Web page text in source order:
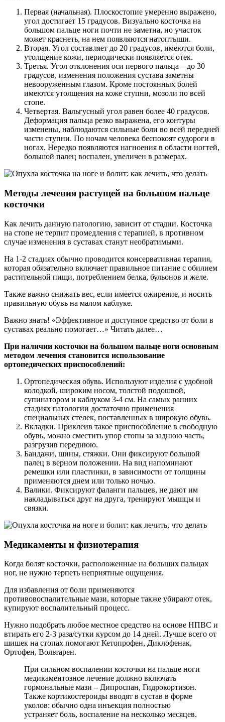
Первая (начальная). Плоскостопие умеренно выражено,
угол достигает 15 градусов. Визуально косточка на
большом пальце ноги почти не заметна, но участок
может краснеть, на нем появляются натоптыши.
Вторая. Угол составляет до 20 градусов, имеются боли,
утолщение кожи, периодически появляется отек.
Третья. Угол отклонения оси первого пальца – до 30
градусов, изменения положения сустава заметны
невооруженным глазом. Кроме постоянных болей
имеются утолщения на коже ступни, мозоли по всей
стопе.
Четвертая. Вальгусный угол равен более 40 градусов.
Деформация пальца резко выражена, его контуры
изменены, наблюдаются сильные боли во всей передней
части ступни. По ночам человека беспокоят судороги в
ногах. Нередко появляются нагноения в области ногтей,
большой палец воспален, увеличен в размерах.
Методы лечения растущей на большом пальце
косточки
Как лечить данную патологию, зависит от стадии. Косточка
на стопе не терпит промедления с терапией, в противном
случае изменения в суставах станут необратимыми.
На 1-2 стадиях обычно проводится консервативная терапия,
которая обязательно включает правильное питание с обилием
растительной пищи, потреблением белка, бульонов и желе.
Также важно снижать вес, если имеется ожирение, и носить
правильную обувь на малом каблуке.
Важно знать! «Эффективное и доступное средство от боли в
суставах реально помогает…» Читать далее…
При наличии косточки на большом пальце ноги основным
методом лечения становится использование
ортопедических приспособлений:
Ортопедическая обувь. Используют изделия с удобной
колодкой, широким носом, толстой подошвой,
супинатором и каблуком 3-4 см. На самых ранних
стадиях патологии достаточно применения
специальных стелек, поставленных в широкую обувь.
Вкладки. Приклеив такое приспособление в свободную
обувь, можно сместить упор стопы за заднюю часть,
разгрузив переднюю.
Бандажи, шины, стяжки. Они фиксируют большой
палец в верном положении. На вид напоминают
ремешки или пластинки, в зависимости от толщины
применяются днем или только ночью.
Валики. Фиксируют фаланги пальцев, не дают им
накладываться друг на друга, тренируют мышцы и
связки.
Медикаменты и физиотерапия
Когда болят косточки, расположенные на больших пальцах
ног, не нужно терпеть неприятные ощущения.
Для избавления от боли применяются
противовоспалительные мази, которые также убирают отек,
купируют воспалительный процесс.
Нужно подобрать любое местное средство на основе НПВС и
втирать его 2-3 раза/сутки курсом до 14 дней. Лучше всего от
шишек на стопах помогают Кетопрофен, Диклофенак,
Ортофен, Вольтарен.
При сильном воспалении косточки на пальце ноги
медикаментозное лечение должно включать
гормональные мази – Дипроспан, Гидрокортизон.
Также кортикостероиды вводят в сустав в форме
уколов: обычно одна инъекция полностью
устраняет боль, воспаление на несколько месяцев.